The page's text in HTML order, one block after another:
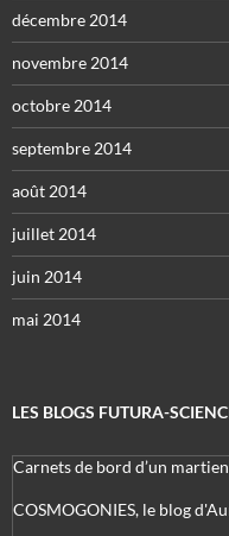
décembre 2014
novembre 2014
octobre 2014
septembre 2014
août 2014
juillet 2014
juin 2014
mai 2014
LES BLOGS FUTURA-
Carnets de bord d’un
COSMOGONIES, le blog